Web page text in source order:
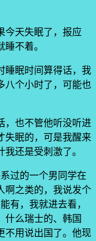
今天失眠了，报应
不着。
睡眠时间算得话，我
八个小时了，可能也
，也不管他听没听进
失眠的，可是我醒来
还是受刺激了。
过的一个男同学在
啊之类的，我说发个
有，我就进去看，
什么瑞士的、韩国
不用说出国了。他现